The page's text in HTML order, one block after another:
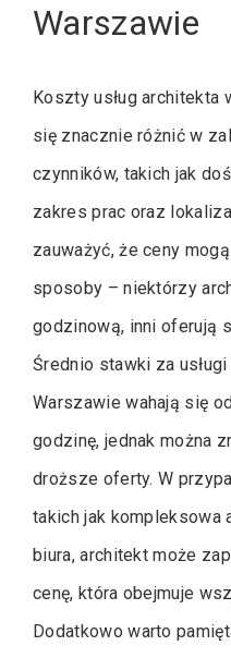
Warszawie
Koszty usług architekta
się znacznie różnić w
czynników, takich jak
zakres prac oraz
zauważyć, że ceny
sposoby – niektórzy
godzinową, inni oferują
Średnio stawki za
Warszawie wahają się
godzinę, jednak można
droższe oferty. W
takich jak kompleksowa
biura, architekt może
cenę, która obejmuje
Dodatkowo warto